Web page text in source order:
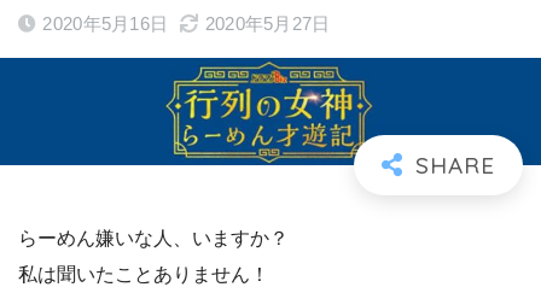
2020年5月16日 2020年5月27日
らーめん嫌いな人、いますか？
私は聞いたことありません！